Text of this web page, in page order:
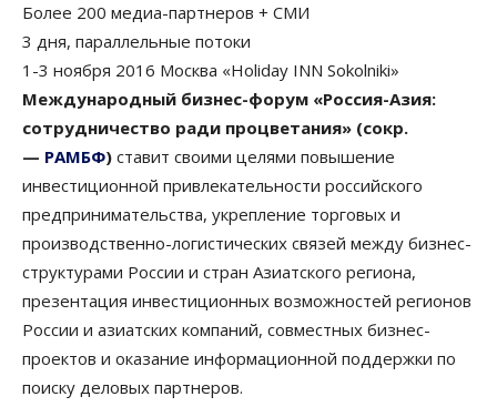
Более 200 медиа-партнеров + СМИ
3 дня, параллельные потоки
1-3 ноября 2016 Москва «Holiday INN Sokolniki»
Международный бизнес-форум «Россия-Азия:
сотрудничество ради процветания» (сокр.
— РАМБФ) ставит своими целями повышение
инвестиционной привлекательности российского
предпринимательства, укрепление торговых и
производственно-логистических связей между бизнес-
структурами России и стран Азиатского региона,
презентация инвестиционных возможностей регионов
России и азиатских компаний, совместных бизнес-
проектов и оказание информационной поддержки по
поиску деловых партнеров.